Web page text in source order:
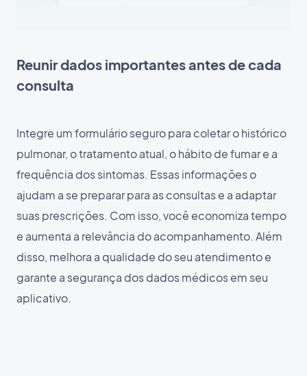
Reunir dados importantes antes de cada
consulta
Integre um formulário seguro para coletar o histórico
pulmonar, o tratamento atual, o hábito de fumar e a
frequência dos sintomas. Essas informações o
ajudam a se preparar para as consultas e a adaptar
suas prescrições. Com isso, você economiza tempo
e aumenta a relevância do acompanhamento. Além
disso, melhora a qualidade do seu atendimento e
garante a segurança dos dados médicos em seu
aplicativo.